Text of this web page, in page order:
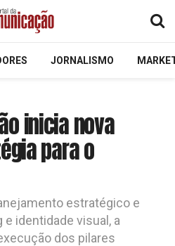
JORNALISMO
inicia nova
para o
estratégico e
identidade visual, a
dos pilares